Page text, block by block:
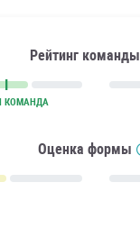
Рейтинг команды
КОМАНДА
Оценка формы